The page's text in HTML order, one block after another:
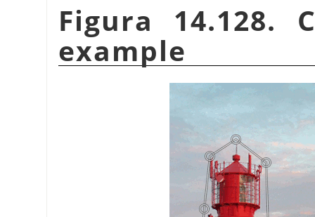
Figura 14.128.
example